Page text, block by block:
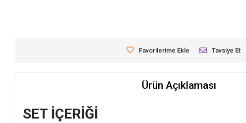
Favorilerime Ekle Tavsiye Et
Ürün Açıklaması
SET İÇERİĞİ